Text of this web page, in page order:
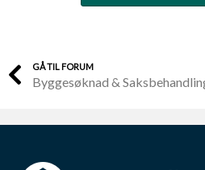
GÅ TIL FORUM
Byggesøknad &